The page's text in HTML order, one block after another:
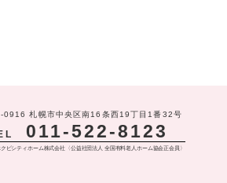
0916 札幌市中央区南16条西19丁目1番32号
011-522-8123
ビシティホーム株式会社〈公益社団法人 全国有料老人ホーム協会正会員〉